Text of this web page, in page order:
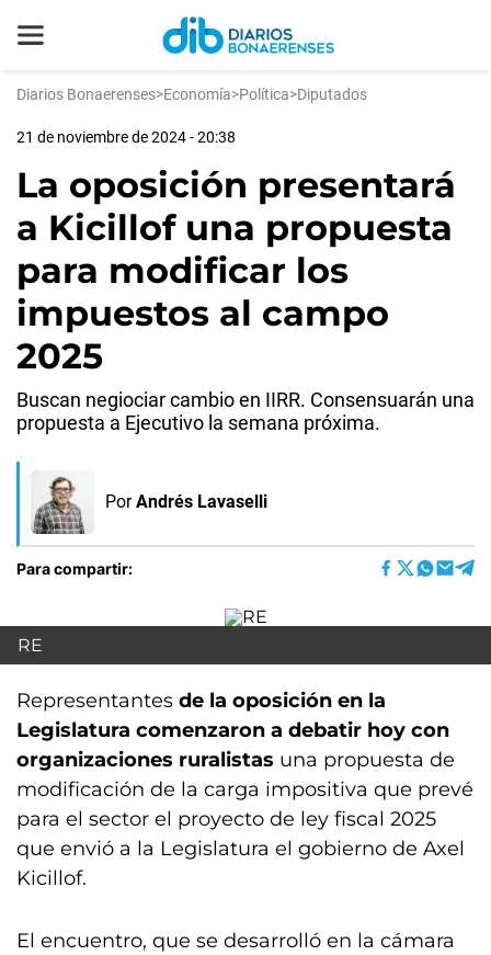
Diarios Bonaerenses>Economía>Política>Diputados
21 de noviembre de 2024 - 20:38
La oposición presentará
a Kicillof una propuesta
para modificar los
impuestos al campo
2025
Buscan negiociar cambio en IIRR. Consensuarán una
propuesta a Ejecutivo la semana próxima.
Por Andrés Lavaselli
Para compartir:
RE
Representantes de la oposición en la
Legislatura comenzaron a debatir hoy con
organizaciones ruralistas una propuesta de
modificación de la carga impositiva que prevé
para el sector el proyecto de ley fiscal 2025
que envió a la Legislatura el gobierno de Axel
Kicillof.
El encuentro, que se desarrolló en la cámara